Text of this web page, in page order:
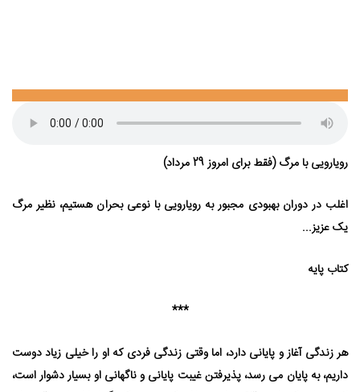
رویارویی با مرگ (فقط برای امروز 29 مرداد)
اغلب در دوران بهبودی مجبور به رویارویی با نوعی بحران هستیم، نظیر مرگ
یک عزیز...
کتاب پایه
***
هر زندگی آغاز و پایانی دارد، اما وقتی زندگی فردی که او را خیلی زیاد دوست
داریم، به پایان می⁯ رسد، پذیرفتن غیبت پایانی و ناگهانی او بسیار دشوار است،